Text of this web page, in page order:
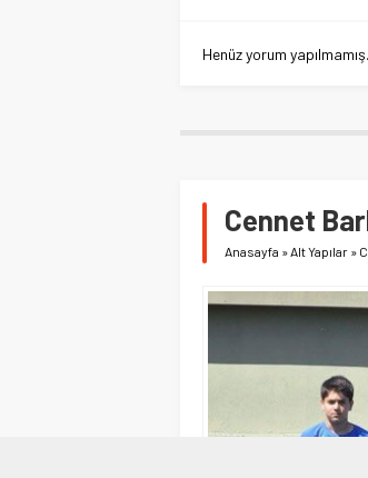
Henüz yorum
Cennet
Anasayfa »Alt Yapılar »